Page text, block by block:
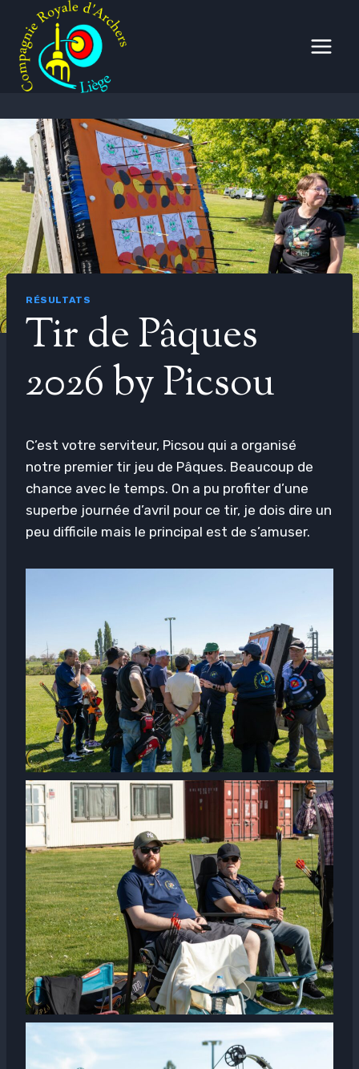
contenu
RÉSULTATS
Tir de Pâques
2026 by Picsou
C’est votre serviteur, Picsou qui a organisé
notre premier tir jeu de Pâques. Beaucoup de
chance avec le temps. On a pu profiter d’une
superbe journée d’avril pour ce tir, je dois dire un
peu difficile mais le principal est de s’amuser.